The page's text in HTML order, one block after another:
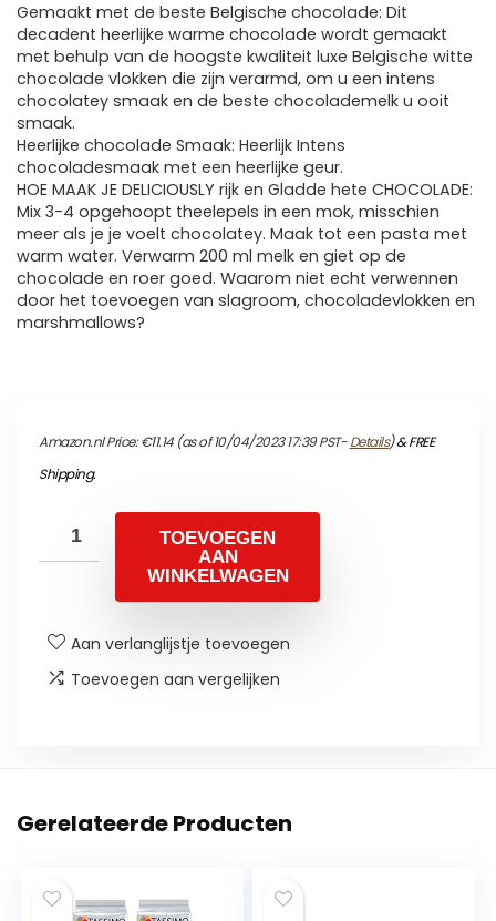
Gemaakt met de beste Belgische chocolade: Dit
decadent heerlijke warme chocolade wordt gemaakt
met behulp van de hoogste kwaliteit luxe Belgische witte
chocolade vlokken die zijn verarmd, om u een intens
chocolatey smaak en de beste chocolademelk u ooit
smaak.
Heerlijke chocolade Smaak: Heerlijk Intens
chocoladesmaak met een heerlijke geur.
HOE MAAK JE DELICIOUSLY rijk en Gladde hete CHOCOLADE:
Mix 3-4 opgehoopt theelepels in een mok, misschien
meer als je je voelt chocolatey. Maak tot een pasta met
warm water. Verwarm 200 ml melk en giet op de
chocolade en roer goed. Waarom niet echt verwennen
door het toevoegen van slagroom, chocoladevlokken en
marshmallows?
Amazon.nl Price:€11.14(as of 10/04/2023 17:39 PST-Details)&FREE
Shipping.
TOEVOEGEN
AAN
WINKELWAGEN
Aan verlanglijstje toevoegen
Toevoegen aan vergelijken
Gerelateerde Producten